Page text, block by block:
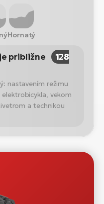
Hornatý
približne
128
nastavením režimu
vekom
a technikou